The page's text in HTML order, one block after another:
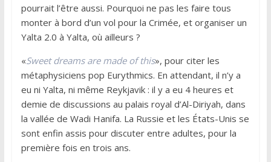
pourrait l’être aussi. Pourquoi ne pas les faire tous
monter à bord d’un vol pour la Crimée, et organiser un
Yalta 2.0 à Yalta, où ailleurs ?
«Sweet dreams are made of this», pour citer les
métaphysiciens pop Eurythmics. En attendant, il n’y a
eu ni Yalta, ni même Reykjavik : il y a eu 4 heures et
demie de discussions au palais royal d’Al-Diriyah, dans
la vallée de Wadi Hanifa. La Russie et les États-Unis se
sont enfin assis pour discuter entre adultes, pour la
première fois en trois ans.